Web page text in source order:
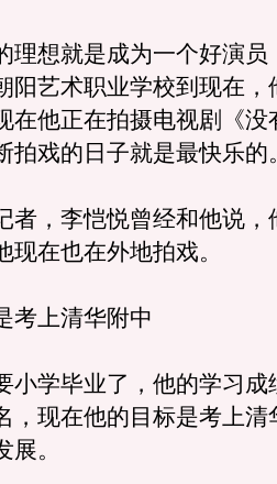
想就是成为一个好演员
阳艺术职业学校到现在，
在他正在拍摄电视剧《没
拍戏的日子就是最快乐的
，李恺悦曾经和他说，
现在也在外地拍戏。
上清华附中
学毕业了，他的学习成
，现在他的目标是考上清
。